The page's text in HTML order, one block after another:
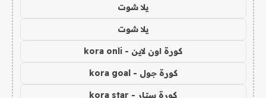
يلا شوت
يلا شوت
كورة اون لاين - kora onli
كورة جول - kora goal
كورة ستار - kora star